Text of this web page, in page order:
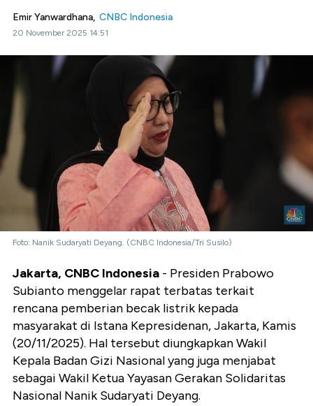
Emir Yanwardhana, CNBC Indonesia
20 November 2025 14:51
Foto: Nanik Sudaryati Deyang. (CNBC Indonesia/Tri Susilo)
Jakarta, CNBC Indonesia - Presiden Prabowo
Subianto menggelar rapat terbatas terkait
rencana pemberian becak listrik kepada
masyarakat di Istana Kepresidenan, Jakarta, Kamis
(20/11/2025). Hal tersebut diungkapkan Wakil
Kepala Badan Gizi Nasional yang juga menjabat
sebagai Wakil Ketua Yayasan Gerakan Solidaritas
Nasional Nanik Sudaryati Deyang.